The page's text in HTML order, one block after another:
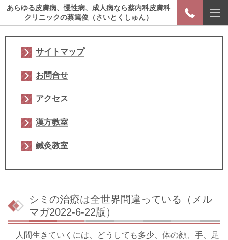
あらゆる皮膚病、慢性病、成人病なら蔡内科皮膚科
クリニックの蔡篤俊（さいとくしゅん）
サイトマップ
お問合せ
アクセス
漢方教室
鍼灸教室
シミの治療は全世界間違っている（メル
マガ2022-6-22版）
人間生きていくには、どうしても多少、体の顔、手、足